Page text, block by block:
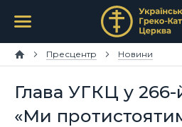
Пресцентр Новини
Глава УГКЦ у 266-
«Ми